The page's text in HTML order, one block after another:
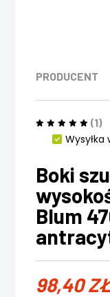
PRODUCENT
(1)
Wysyłka
Boki
Blum
98,40